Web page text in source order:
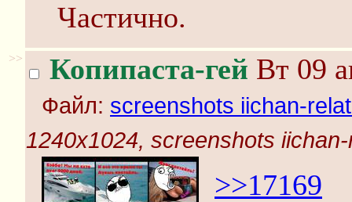
Частично.
>> Копипаста-гей Вт 09
Файл: screenshots iichan-
1240x1024, screenshots
>>17169